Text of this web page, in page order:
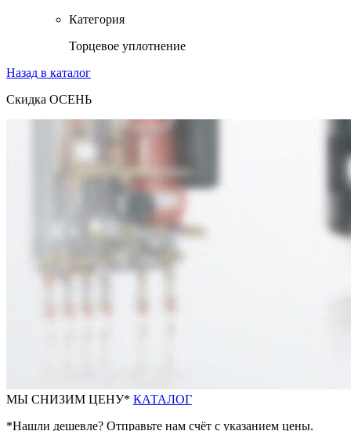
Категория
Торцевое уплотнение
Назад в каталог
Скидка ОСЕНЬ
МЫ СНИЗИМ ЦЕНУ* КАТАЛОГ
*Нашли дешевле? Отправьте нам счёт с указанием цены.